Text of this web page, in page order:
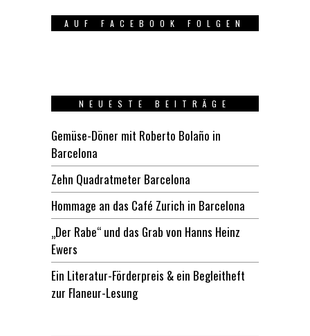
AUF FACEBOOK FOLGEN
NEUESTE BEITRÄGE
Gemüse-Döner mit Roberto Bolaño in
Barcelona
Zehn Quadratmeter Barcelona
Hommage an das Café Zurich in Barcelona
„Der Rabe“ und das Grab von Hanns Heinz
Ewers
Ein Literatur-Förderpreis & ein Begleitheft
zur Flaneur-Lesung